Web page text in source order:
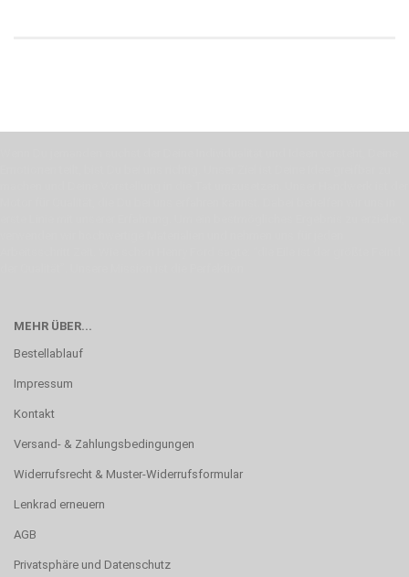
MEHR ÜBER...
Bestellablauf
Impressum
Kontakt
Versand- & Zahlungsbedingungen
Widerrufsrecht & Muster-Widerrufsformular
Lenkrad erneuern
AGB
Privatsphäre und Datenschutz